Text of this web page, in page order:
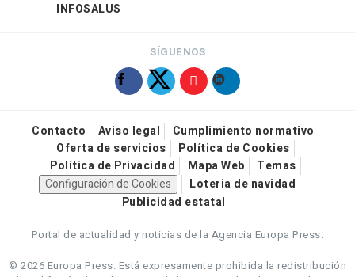
INFOSALUS
SÍGUENOS
Contacto Aviso legal
Cumplimiento normativo
Oferta de servicios
Política de Cookies
Política de Privacidad
Mapa Web
Temas
Configuración de Cookies
Loteria de navidad
Publicidad estatal
Portal de actualidad y noticias de la Agencia Europa Press.
© 2026 Europa Press. Está expresamente prohibida la redistribución